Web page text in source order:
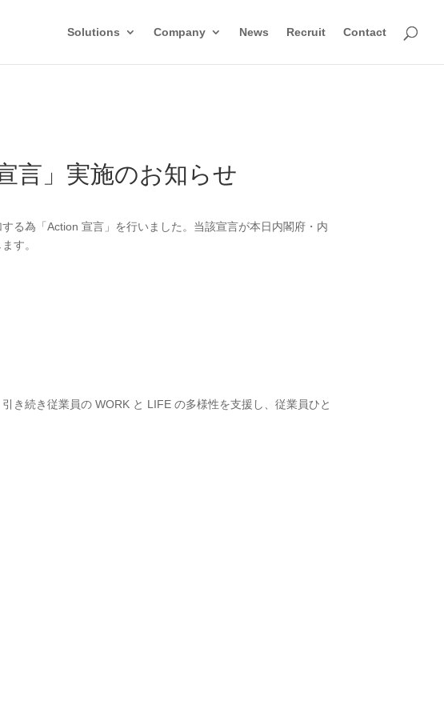
Solutions Company News Recruit Contact
言」実施のお知らせ
る為「Action 宣言」を行いました。当該宣言が本日内閣府・内
す。
き続き従業員の WORK と LIFE の多様性を支援し、従業員ひと